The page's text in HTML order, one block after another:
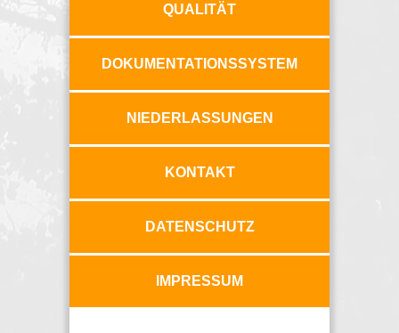
QUALITÄT
DOKUMENTATIONSSYSTEM
NIEDERLASSUNGEN
KONTAKT
DATENSCHUTZ
IMPRESSUM